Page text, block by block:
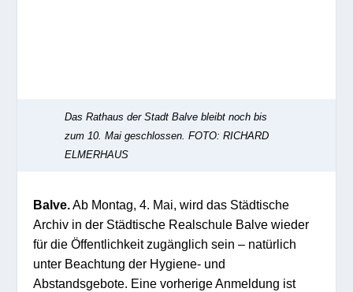
Das Rathaus der Stadt Balve bleibt noch bis
zum 10. Mai geschlossen. FOTO: RICHARD
ELMERHAUS
Balve.Ab Montag, 4. Mai, wird das Städtische
Archiv in der Städtische Realschule Balve wieder
für die Öffentlichkeit zugänglich sein – natürlich
unter Beachtung der Hygiene- und
Abstandsgebote. Eine vorherige Anmeldung ist